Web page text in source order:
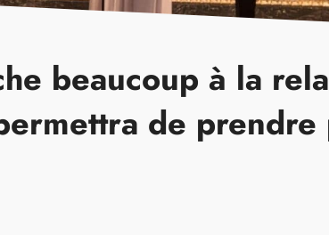
beaucoup à la
de